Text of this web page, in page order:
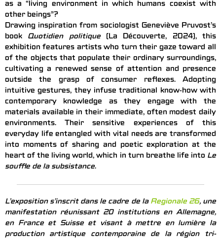
as a “living environment in which humans coexist with
other beings”?
Drawing inspiration from sociologist Geneviève Pruvost’s
book Quotidien politique(La Découverte, 2024), this
exhibition features artists who turn their gaze toward all
of the objects that populate their ordinary surroundings,
cultivating a renewed sense of attention and presence
outside the grasp of consumer reflexes. Adopting
intuitive gestures, they infuse traditional know-how with
contemporary knowledge as they engage with the
materials available in their immediate, often modest daily
environments. Their sensitive experiences of this
everyday life entangled with vital needs are transformed
into moments of sharing and poetic exploration at the
heart of the living world, which in turn breathe life into Le
souffle de la subsistance.
L’exposition s’inscrit dans le cadre de la Regionale 26, une
manifestation réunissant 20 institutions en Allemagne,
en France et Suisse et visant à mettre en lumière la
production artistique contemporaine de la région tri-